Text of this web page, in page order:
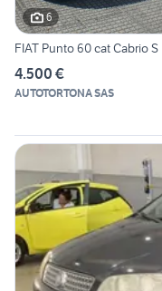
6
FIAT Punto 60 cat Cabrio S
4.500 €
AUTOTORTONA SAS